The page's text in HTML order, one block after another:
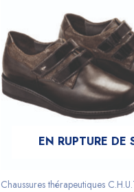
EN RUPTURE DE
Chaussures thérapeutiques